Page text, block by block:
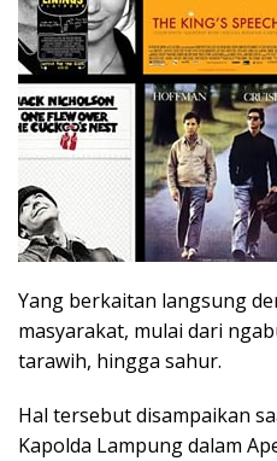
Yang berkaitan langsung
masyarakat, mulai dari
tarawih, hingga sahur.
Hal tersebut disampaikan
Kapolda Lampung dalam